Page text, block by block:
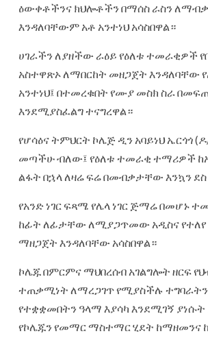
ዕውቀቶችንና ክህሎቶችን በማሰስ ራስን
እንዳለባቸውም አቶ አንተነህ አሳስበዋል።
ሀገራችን ለያዘችው ራዕይ የዕለቱ ተመራቂዎች
አስተዋጽኦ ለማበርከት መዘጋጀት እንዳለባቸው
አንተነህ፤ በተመረቁበት የሙያ መስክ ስራ
እንደሚያስፈልግ ተናግረዋል።
የሆሳዕና ትምህርት ኮሌጅ ዲን አባይነህ ኤርጎጎ
መጣችሁ ብለው፤ የዕለቱ ተመራቂ ተማሪዎች
ልፋት በኋላ ለዛሬ ፍሬ በመብቃታቸው እንኳን
የአንድ ነገር ፍጻሜ የሌላ ነገር ጅማሬ በመሆኑ
ከፊት ለፊታቸው ለሚያጋጥመው አዲስና
ማዘጋጀት እንዳለባቸው አሳስበዋል።
ኮሌጁ በምርምና ማህበረሰብ አገልግሎት ዘርፍ
ተጠቃሚነት ለማረጋገጥ የሚያስችሉ
የተቋቋመበትን ዓላማ እያሳካ እንደሚገኝ ያነሱት
የኮሌጁን የመማር ማስተማር ሂደት ከማዘመንና